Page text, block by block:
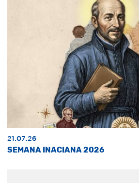
21.07.26
SEMANA INACIANA 2026